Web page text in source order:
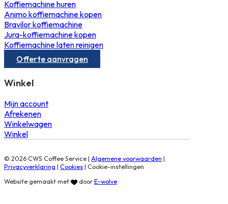
Koffiemachine huren
Animo koffiemachine kopen
Bravilor koffiemachine
Jura-koffiemachine kopen
Koffiemachine laten reinigen
Offerte aanvragen
Winkel
Mijn account
Afrekenen
Winkelwagen
Winkel
© 2026 CWS Coffee Service | Algemene voorwaarden |
Privacyverklaring | Cookies| Cookie-instellingen
Website gemaakt met
doorE-wolve